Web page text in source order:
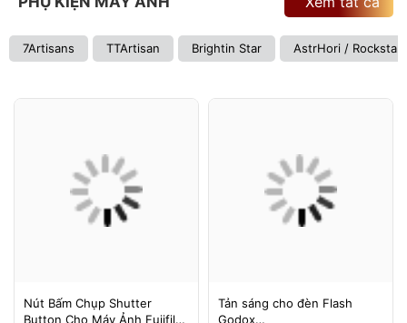
7Artisans TTArtisan Brightin Star AstrHori / Rockstar
Nút Bấm Chụp Shutter
Button Cho Máy Ảnh Fujifilm
Tản sáng cho đèn Flash
Godox